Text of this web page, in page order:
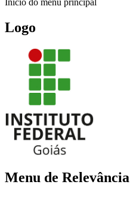
Início do menu principal
Logo
Menu de Relevância